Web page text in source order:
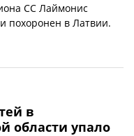
СС Лаймонис
похоронен в Латвии.
в
области упало